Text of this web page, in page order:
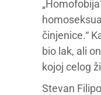
činjenice.“
bio lak, ali
kojoj celog
Stevan